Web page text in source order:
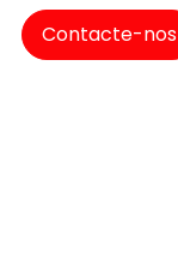
Contacte-nos